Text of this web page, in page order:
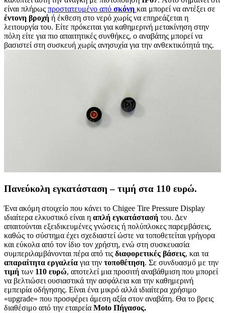
είναι πλήρως προστατευμένο από σκόνη και μπορεί να αντέξει σε
έντονη βροχή ή έκθεση στο νερό χωρίς να επηρεάζεται η
λειτουργία του. Είτε πρόκειται για καθημερινή μετακίνηση στην
πόλη είτε για πιο απαιτητικές συνθήκες, ο αναβάτης μπορεί να
βασιστεί στη συσκευή χωρίς ανησυχία για την ανθεκτικότητά της.
Πανεύκολη εγκατάσταση – τιμή στα 110 ευρώ.
Ένα ακόμη στοιχείο που κάνει το Chigee Tire Pressure Display
ιδιαίτερα ελκυστικό είναι η απλή εγκατάστασή του. Δεν
απαιτούνται εξειδικευμένες γνώσεις ή πολύπλοκες παρεμβάσεις,
καθώς το σύστημα έχει σχεδιαστεί ώστε να τοποθετείται γρήγορα
και εύκολα από τον ίδιο τον χρήστη, ενώ στη συσκευασία
συμπεριλαμβάνονται πέρα από τις διαφορετικές βάσεις, και τα
απαραίτητα εργαλεία για την τοποθέτηση. Σε συνδυασμό με την
τιμή των 110 ευρώ, αποτελεί μια προσιτή αναβάθμιση που μπορεί
να βελτιώσει ουσιαστικά την ασφάλεια και την καθημερινή
εμπειρία οδήγησης. Είναι ένα μικρό αλλά ιδιαίτερα χρήσιμο
«upgrade» που προσφέρει άμεση αξία στον αναβάτη. Θα το βρεις
διαθέσιμο από την εταιρεία Moto Πήγασος.